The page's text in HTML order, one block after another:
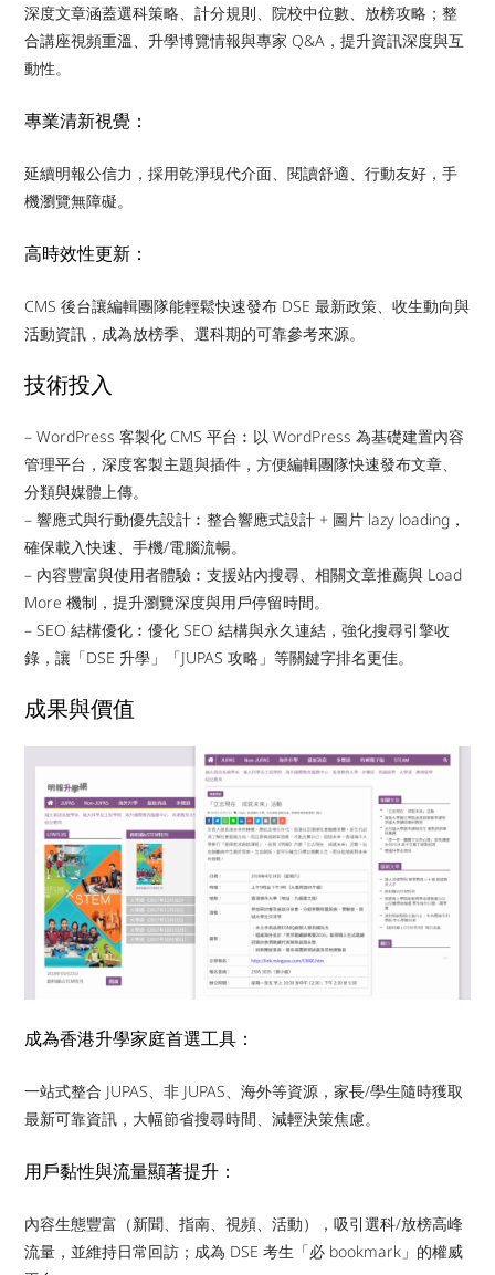
深度文章涵蓋選科策略、計分規則、院校中位數、放榜攻略；整
合講座視頻重溫、升學博覽情報與專家 Q&A，提升資訊深度與互
動性。
專業清新視覺：
延續明報公信力，採用乾淨現代介面、閱讀舒適、行動友好，手
機瀏覽無障礙。
高時效性更新：
CMS 後台讓編輯團隊能輕鬆快速發布 DSE 最新政策、收生動向與
活動資訊，成為放榜季、選科期的可靠參考來源。
技術投入
– WordPress 客製化 CMS 平台︰以 WordPress 為基礎建置內容
管理平台，深度客製主題與插件，方便編輯團隊快速發布文章、
分類與媒體上傳。
– 響應式與行動優先設計︰整合響應式設計 + 圖片 lazy loading，
確保載入快速、手機/電腦流暢。
– 內容豐富與使用者體驗︰支援站內搜尋、相關文章推薦與 Load
More 機制，提升瀏覽深度與用戶停留時間。
– SEO 結構優化︰優化 SEO 結構與永久連結，強化搜尋引擎收
錄，讓「DSE 升學」「JUPAS 攻略」等關鍵字排名更佳。
成果與價值
成為香港升學家庭首選工具：
一站式整合 JUPAS、非 JUPAS、海外等資源，家長/學生隨時獲取
最新可靠資訊，大幅節省搜尋時間、減輕決策焦慮。
用戶黏性與流量顯著提升：
內容生態豐富（新聞、指南、視頻、活動），吸引選科/放榜高峰
流量，並維持日常回訪；成為 DSE 考生「必 bookmark」的權威